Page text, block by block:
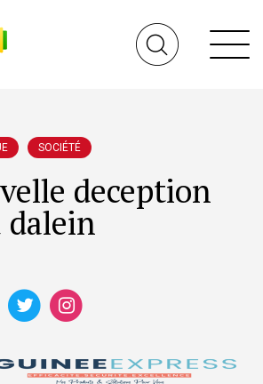
SOCIÉTÉ
deception
dalein